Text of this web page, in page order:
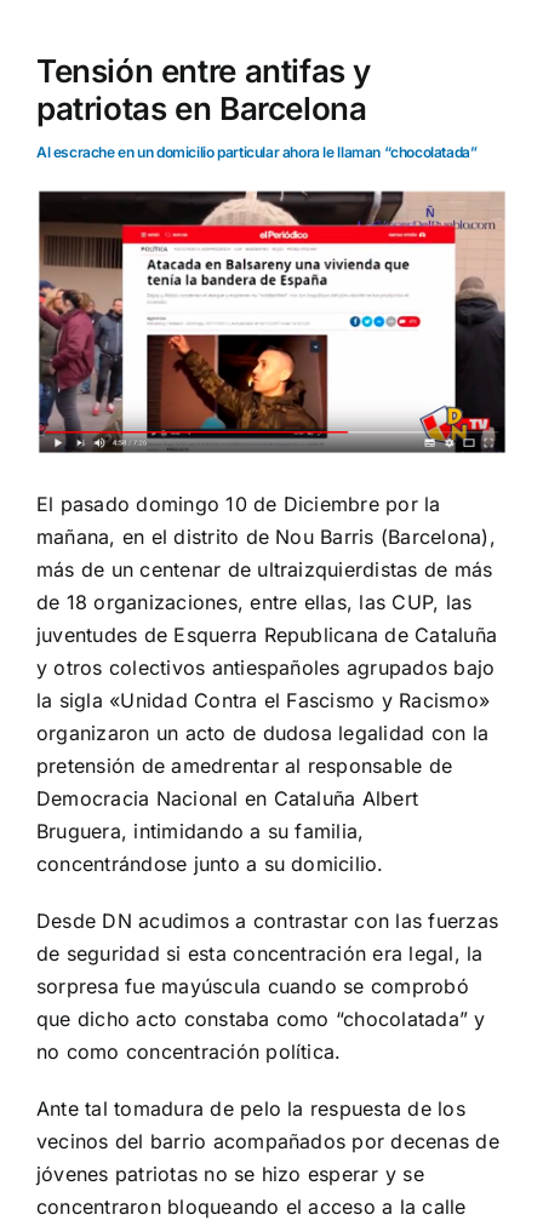
Tensión entre antifas y
patriotas en Barcelona
Al escrache en un domicilio particular ahora le llaman “chocolatada”
El pasado domingo 10 de Diciembre por la
mañana, en el distrito de Nou Barris (Barcelona),
más de un centenar de ultraizquierdistas de más
de 18 organizaciones, entre ellas, las CUP, las
juventudes de Esquerra Republicana de Cataluña
y otros colectivos antiespañoles agrupados bajo
la sigla «Unidad Contra el Fascismo y Racismo»
organizaron un acto de dudosa legalidad con la
pretensión de amedrentar al responsable de
Democracia Nacional en Cataluña Albert
Bruguera, intimidando a su familia,
concentrándose junto a su domicilio.
Desde DN acudimos a contrastar con las fuerzas
de seguridad si esta concentración era legal, la
sorpresa fue mayúscula cuando se comprobó
que dicho acto constaba como “chocolatada” y
no como concentración política.
Ante tal tomadura de pelo la respuesta de los
vecinos del barrio acompañados por decenas de
jóvenes patriotas no se hizo esperar y se
concentraron bloqueando el acceso a la calle